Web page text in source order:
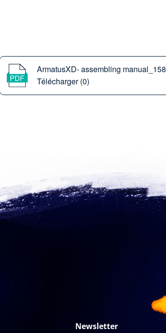
ArmatusXD- assembling manual_158
Télécharger (0)
Newsletter